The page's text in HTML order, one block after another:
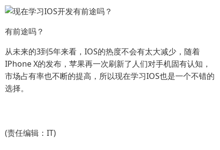
有前途吗？
从未来的3到5年来看，IOS的热度不会有太大减少，随着
IPhone X的发布，苹果再一次刷新了人们对手机固有认知，
市场占有率也不断的提高，所以现在学习IOS也是一个不错的
选择。
(责任编辑：IT)